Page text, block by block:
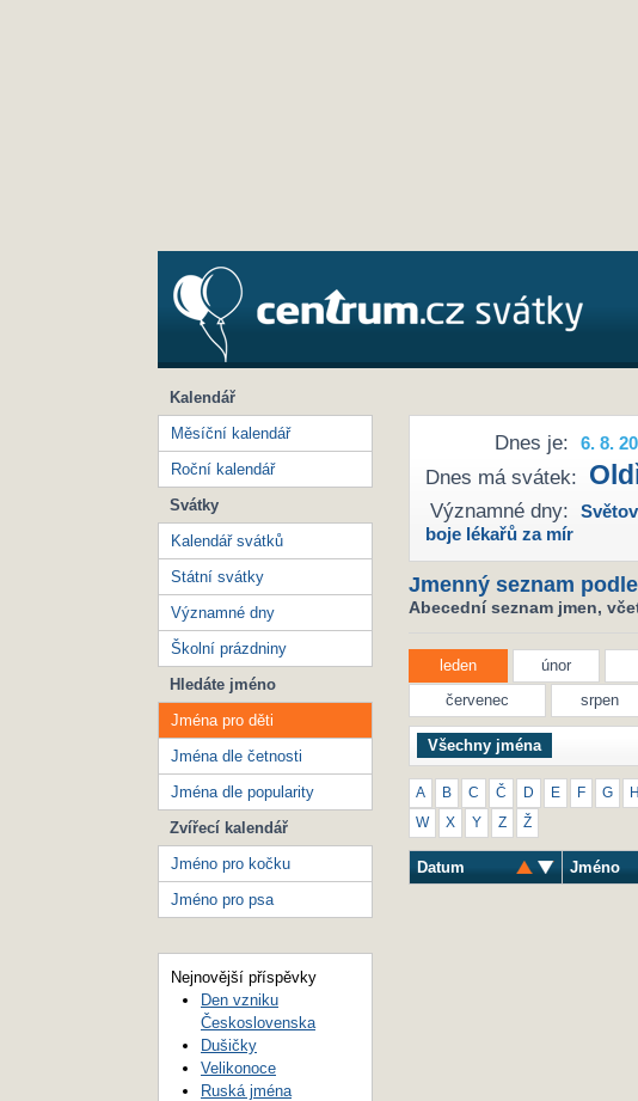
Dnes je: 6. 8.
Dnes má svátek:
Významné dny:
boje lékařů za mír
Jmenný seznam
Abecední seznam jmen,
leden únor
červenec
srpen
Všechny jména
A B C Č D E F G H
W X Y Z Ž
Datum Jméno
Kalendář
Měsíční kalendář
Roční kalendář
Svátky
Kalendář svátků
Státní svátky
Významné dny
Školní prázdniny
Hledáte jméno
Jména pro děti
Jména dle četnosti
Jména dle popularity
Zvířecí kalendář
Jméno pro kočku
Jméno pro psa
Nejnovější příspěvky
Den vzniku
Československa
Dušičky
Velikonoce
Ruská jména